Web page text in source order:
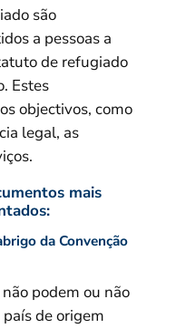
são
a pessoas a
de refugiado
Estes
objectivos, como
legal, as
mais
da Convenção
podem ou não
de origem